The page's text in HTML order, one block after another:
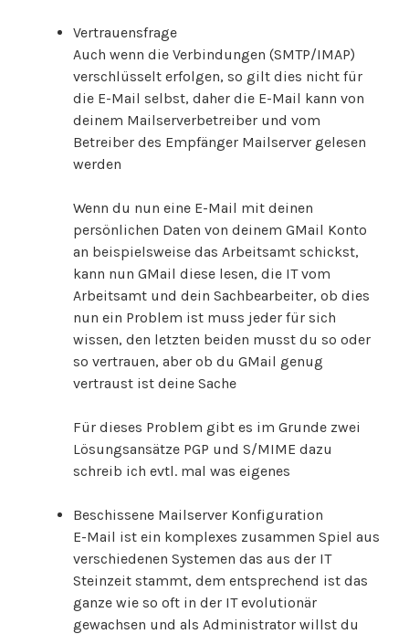
Vertrauensfrage
Auch wenn die Verbindungen (SMTP/IMAP)
verschlüsselt erfolgen, so gilt dies nicht für
die E-Mail selbst, daher die E-Mail kann von
deinem Mailserverbetreiber und vom
Betreiber des Empfänger Mailserver gelesen
werden
Wenn du nun eine E-Mail mit deinen
persönlichen Daten von deinem GMail Konto
an beispielsweise das Arbeitsamt schickst,
kann nun GMail diese lesen, die IT vom
Arbeitsamt und dein Sachbearbeiter, ob dies
nun ein Problem ist muss jeder für sich
wissen, den letzten beiden musst du so oder
so vertrauen, aber ob du GMail genug
vertraust ist deine Sache
Für dieses Problem gibt es im Grunde zwei
Lösungsansätze PGP und S/MIME dazu
schreib ich evtl. mal was eigenes
Beschissene Mailserver Konfiguration
E-Mail ist ein komplexes zusammen Spiel aus
verschiedenen Systemen das aus der IT
Steinzeit stammt, dem entsprechend ist das
ganze wie so oft in der IT evolutionär
gewachsen und als Administrator willst du